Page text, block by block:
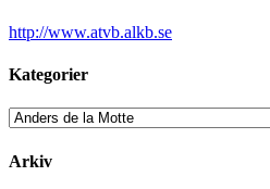
http://www.atvb.alkb.se
Kategorier
Kategorier
Arkiv